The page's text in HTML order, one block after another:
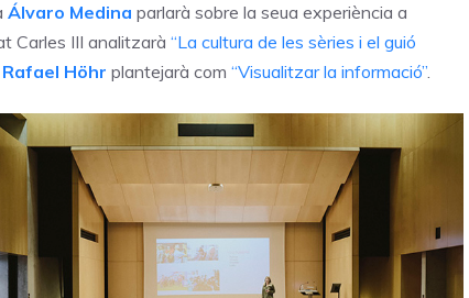
Álvaro Medina parlarà sobre la seua experiència a
Carles III analitzarà “La cultura de les sèries i el guió
Rafael Höhr plantejarà com “Visualitzar la informació”.